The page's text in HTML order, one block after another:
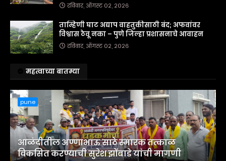
रविवार, ऑगस्ट ०२, २०२६
ताम्हिणी घाट अद्याप वाहतुकीसाठी बंद; अफवांवर
विश्वास ठेवू नका – पुणे जिल्हा प्रशासनाचे आवाहन
रविवार, ऑगस्ट ०२, २०२६
महत्वाच्या बातम्या
pune
आळंदीतील अण्णाभाऊ साठे स्मारक तत्काळ
विकसित करण्याची सुरेश झोंबाडे यांची मागणी